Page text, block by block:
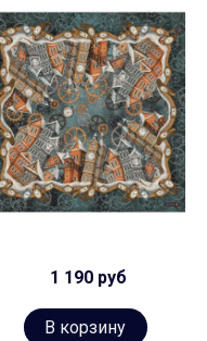
1 190 руб
В корзину